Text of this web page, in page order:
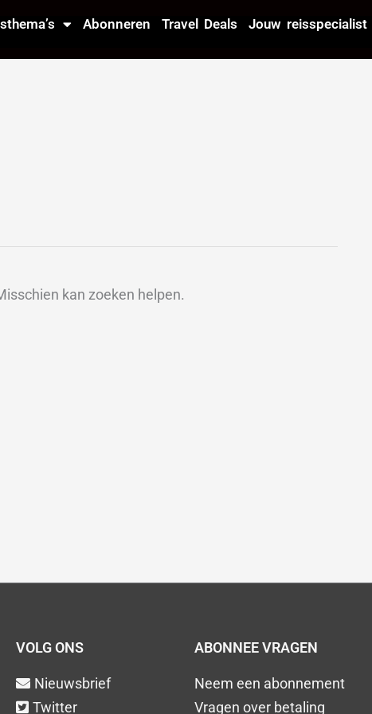
Abonneren Travel Deals
Jouw reisspecialist
kan zoeken helpen.
VOLG ONS
Nieuwsbrief
Twitter
ABONNEE VRAGEN
Neem een abonnement
Vragen over betaling